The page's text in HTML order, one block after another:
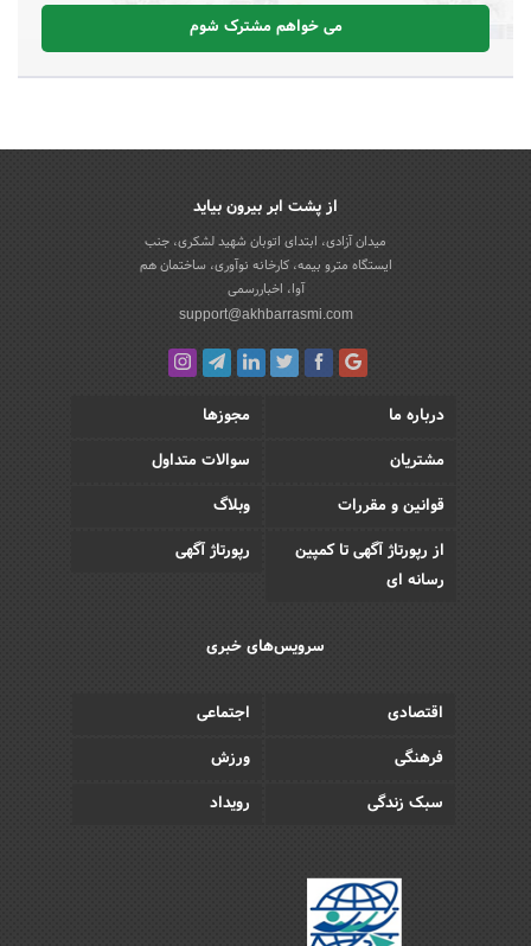
می خواهم مشترک شوم
از پشت ابر بیرون بیاید
میدان آزادی، ابتدای اتوبان شهید لشکری، جنب
ایستگاه مترو بیمه، کارخانه نوآوری، ساختمان هم
آوا، اخباررسمی
support@akhbarrasmi.com
درباره ما
مجوزها
مشتریان
سوالات متداول
قوانین و مقررات
وبلاگ
از رپورتاژ آگهی تا کمپین
رسانه ای
رپورتاژ آگهی
سرویس‌های خبری
اقتصادی
اجتماعی
فرهنگی
ورزش
سبک زندگی
رویداد